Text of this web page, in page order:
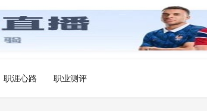
职涯心路 职业测评